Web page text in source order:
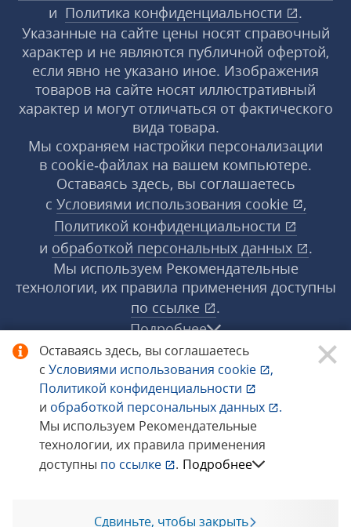
Оставаясь здесь, вы соглашаетесь
с Условиями использования cookie
,
Политикой конфиденциальности
и обработкой персональных данных
.
Мы используем Рекомендательные
технологии, их правила применения
доступны по ссылке . Подробнее
Сдвиньте, чтобы закрыть
и Политика конфиденциальности
.
Указанные на сайте цены носят справочный
характер и не являются публичной офертой,
если явно не указано иное. Изображения
товаров на сайте носят иллюстративный
характер и могут отличаться от фактического
вида товара.
Мы сохраняем настройки персонализации
в cookie‑файлах на вашем компьютере.
Оставаясь здесь, вы соглашаетесь
с Условиями использования cookie
,
Политикой конфиденциальности
и обработкой персональных данных
.
Мы используем Рекомендательные
технологии, их правила применения доступны
по ссылке
.
Подробнее
© 1998−2026 «1С‑Рарус» ®. Все права
защищены.
Сообщить об ошибке
Позвоните мне